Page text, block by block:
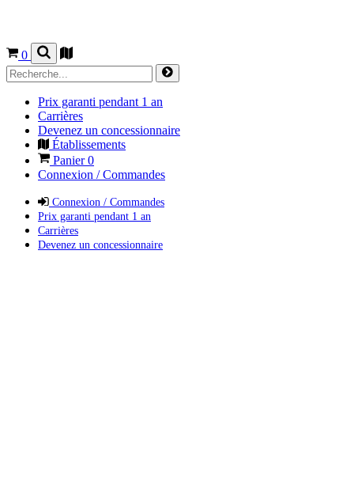
0
Prix garanti pendant 1 an
Carrières
Devenez un concessionnaire
Établissements
Panier0
Connexion / Commandes
Connexion / Commandes
Prix garanti pendant 1 an
Carrières
Devenez un concessionnaire